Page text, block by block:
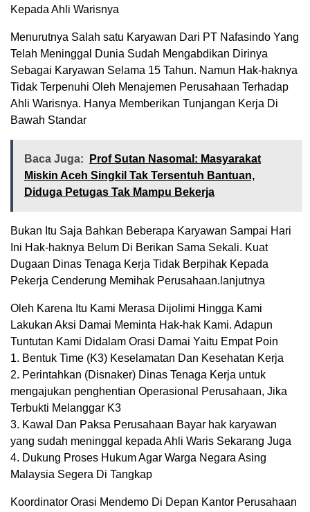
Kepada Ahli Warisnya
Menurutnya Salah satu Karyawan Dari PT Nafasindo Yang
Telah Meninggal Dunia Sudah Mengabdikan Dirinya
Sebagai Karyawan Selama 15 Tahun. Namun Hak-haknya
Tidak Terpenuhi Oleh Menajemen Perusahaan Terhadap
Ahli Warisnya. Hanya Memberikan Tunjangan Kerja Di
Bawah Standar
Baca Juga:
Prof Sutan Nasomal: Masyarakat
Miskin Aceh Singkil Tak Tersentuh Bantuan,
Diduga Petugas Tak Mampu Bekerja
Bukan Itu Saja Bahkan Beberapa Karyawan Sampai Hari
Ini Hak-haknya Belum Di Berikan Sama Sekali. Kuat
Dugaan Dinas Tenaga Kerja Tidak Berpihak Kepada
Pekerja Cenderung Memihak Perusahaan.lanjutnya
Oleh Karena Itu Kami Merasa Dijolimi Hingga Kami
Lakukan Aksi Damai Meminta Hak-hak Kami. Adapun
Tuntutan Kami Didalam Orasi Damai Yaitu Empat Poin
1. Bentuk Time (K3) Keselamatan Dan Kesehatan Kerja
2. Perintahkan (Disnaker) Dinas Tenaga Kerja untuk
mengajukan penghentian Operasional Perusahaan, Jika
Terbukti Melanggar K3
3. Kawal Dan Paksa Perusahaan Bayar hak karyawan
yang sudah meninggal kepada Ahli Waris Sekarang Juga
4. Dukung Proses Hukum Agar Warga Negara Asing
Malaysia Segera Di Tangkap
Koordinator Orasi Mendemo Di Depan Kantor Perusahaan